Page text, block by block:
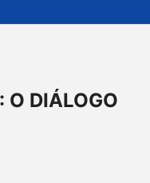
O DIÁLOGO